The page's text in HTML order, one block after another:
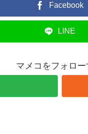
Facebook
LINE
マメコをフォロー